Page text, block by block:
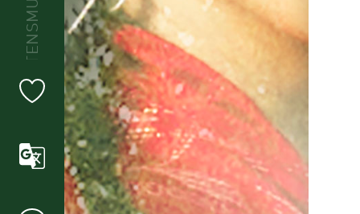
NORRBOTTENSMUSIKEN